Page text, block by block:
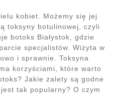
kobiet. Możemy się jej
toksyny botulinowej, czyli
botoks Białystok, gdzie
specjalistów. Wizyta w
i sprawnie. Toksyna
korzyściami, które warto
Jakie zalety są godne
tak popularny? O czym